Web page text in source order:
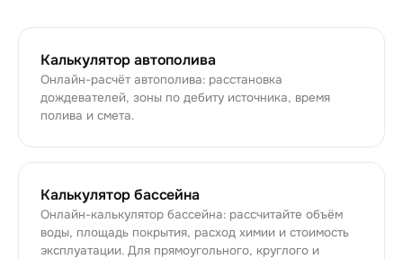
Калькулятор автополива
Онлайн-расчёт автополива: расстановка
дождевателей, зоны по дебиту источника, время
полива и смета.
Калькулятор бассейна
Онлайн-калькулятор бассейна: рассчитайте объём
воды, площадь покрытия, расход химии и стоимость
эксплуатации. Для прямоугольного, круглого и